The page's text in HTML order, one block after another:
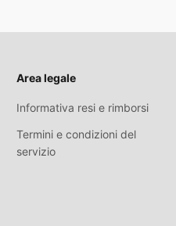
Area legale
Informativa resi e rimborsi
Termini e condizioni del
servizio